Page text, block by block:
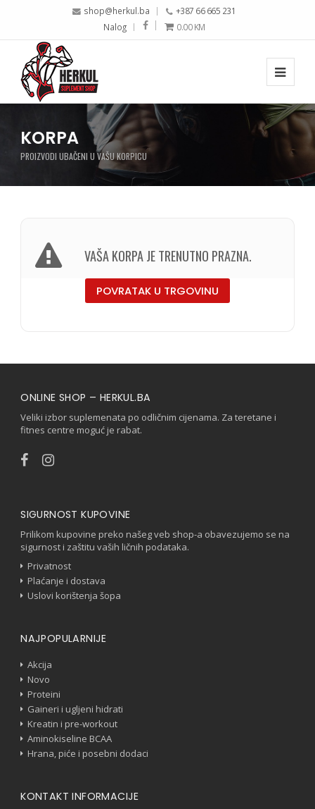
shop@herkul.ba
+387 66 665 231
Nalog
0.00KM
KORPA
PROIZVODI UBAČENI U VAŠU KORPICU
VAŠA KORPA JE TRENUTNO PRAZNA.
POVRATAK U TRGOVINU
ONLINE SHOP – HERKUL.BA
Veliki izbor suplemenata po odličnim cijenama. Za teretane i
fitnes centre moguć je rabat.
SIGURNOST KUPOVINE
Prilikom kupovine preko našeg veb shop-a obavezujemo se na
sigurnost i zaštitu vaših ličnih podataka.
Privatnost
Plaćanje i dostava
Uslovi korištenja šopa
NAJPOPULARNIJE
Akcija
Novo
Proteini
Gaineri i ugljeni hidrati
Kreatin i pre-workout
Aminokiseline BCAA
Hrana, piće i posebni dodaci
KONTAKT INFORMACIJE